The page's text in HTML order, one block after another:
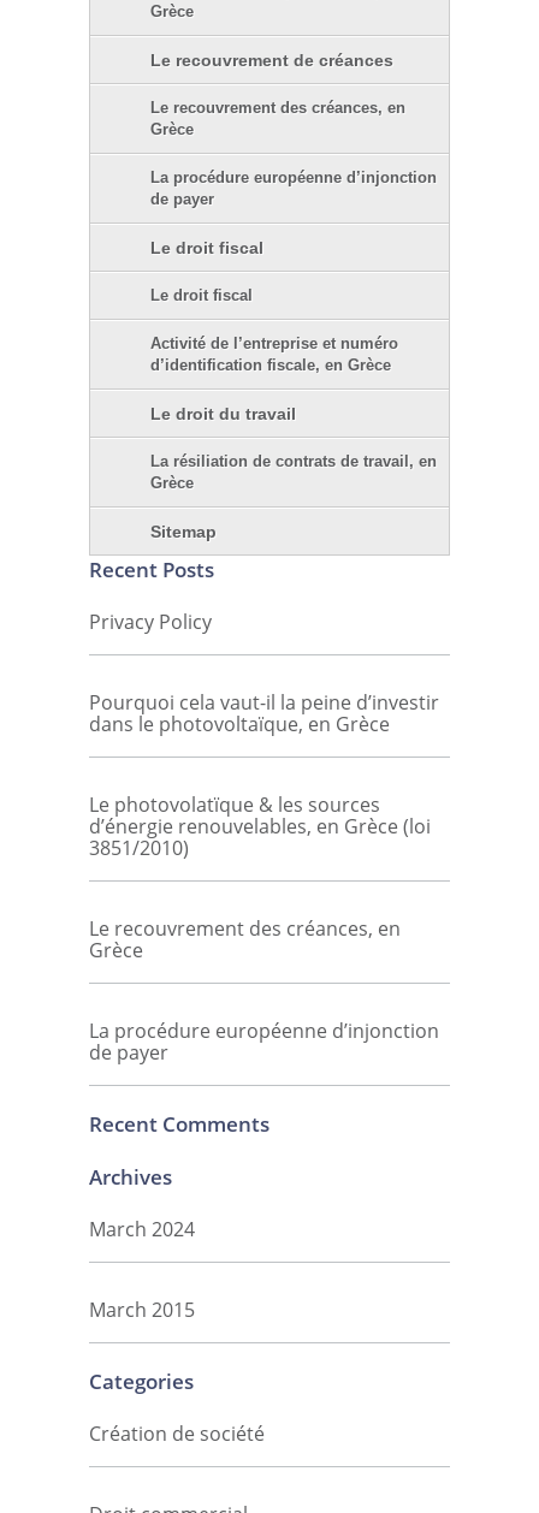
Grèce
Le recouvrement de créances
Le recouvrement des créances, en
Grèce
La procédure européenne d’injonction
de payer
Le droit fiscal
Le droit fiscal
Activité de l’entreprise et numéro
d’identification fiscale, en Grèce
Le droit du travail
La résiliation de contrats de travail, en
Grèce
Sitemap
Recent Posts
Privacy Policy
Pourquoi cela vaut-il la peine d’investir
dans le photovoltaïque, en Grèce
Le photovolatïque & les sources
d’énergie renouvelables, en Grèce (loi
3851/2010)
Le recouvrement des créances, en
Grèce
La procédure européenne d’injonction
de payer
Recent Comments
Archives
March 2024
March 2015
Categories
Création de société